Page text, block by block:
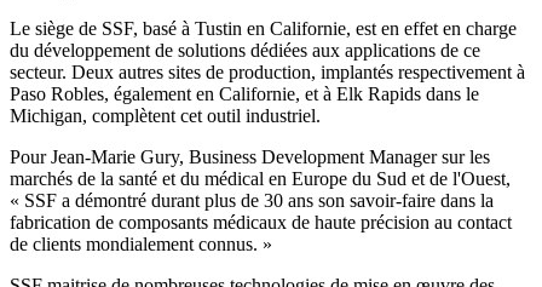
Le siège de SSF, basé à Tustin en Californie, est en effet en charge
du développement de solutions dédiées aux applications de ce
secteur. Deux autres sites de production, implantés respectivement à
Paso Robles, également en Californie, et à Elk Rapids dans le
Michigan, complètent cet outil industriel.
Pour Jean-Marie Gury, Business Development Manager sur les
marchés de la santé et du médical en Europe du Sud et de l'Ouest,
« SSF a démontré durant plus de 30 ans son savoir-faire dans la
fabrication de composants médicaux de haute précision au contact
de clients mondialement connus. »